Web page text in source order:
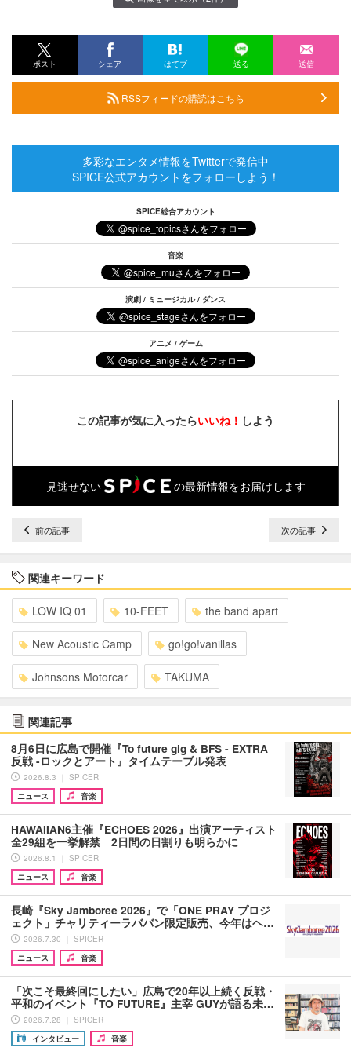
ポスト シェア はてブ 送る 送信
RSSフィードの購読はこちら
多彩なエンタメ情報をTwitterで発信中
SPICE公式アカウントをフォローしよう！
SPICE総合アカウント
音楽
演劇 / ミュージカル / ダンス
アニメ / ゲーム
この記事が気に入ったらいいね！ しよう
見逃せない の最新情報をお届けします
前の記事 次の記事
関連キーワード
LOW IQ 01 10-FEET the band apart
New Acoustic Camp go!go!vanillas
Johnsons Motorcar TAKUMA
関連記事
8月6日に広島で開催『To future gig & BFS - EXTRA
反戦 -ロックとアート』タイムテーブル発表
2026.8.3 ｜ SPICER
ニュース
音楽
HAWAIIAN6主催『ECHOES 2026』出演アーティスト
全29組を一挙解禁 2日間の日割りも明らかに
2026.8.1 ｜ SPICER
ニュース
音楽
長崎『Sky Jamboree 2026』で「ONE PRAY プロジ
ェクト」チャリティーラババン限定販売、今年はヘ…
2026.7.30 ｜ SPICER
ニュース
音楽
「次こそ最終回にしたい」広島で20年以上続く反戦・
平和のイベント『TO FUTURE』主宰 GUYが語る未…
2026.7.28 ｜ SPICER
インタビュー
音楽